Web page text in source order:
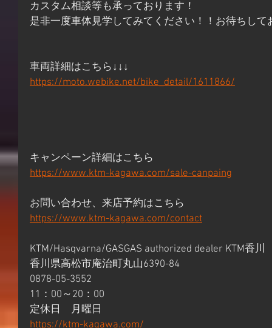
カスタム相談等も承っております！
是非一度車体見学してみてください！！お待ちして
車両詳細はこちら↓↓↓
https://moto.webike.net/bike_detail/1611866/
キャンペーン詳細はこちら
https://www.ktm-kagawa.com/sale-canpaing
お問い合わせ、来店予約はこちら
https://www.ktm-kagawa.com/contact
KTM/Hasqvarna/GASGAS authorized dealer KTM香川
香川県高松市庵治町丸山6390-84
0878-05-3552
11：00～20：00
定休日　月曜日
https://ktm-kagawa.com/